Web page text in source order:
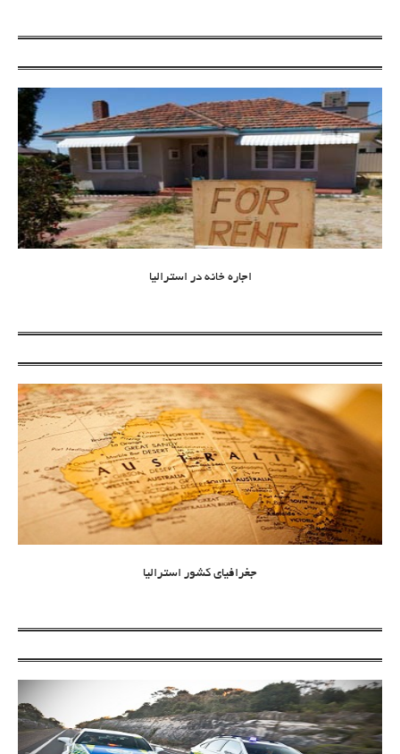
اجاره خانه در استرالیا
جغرافیای کشور استرالیا